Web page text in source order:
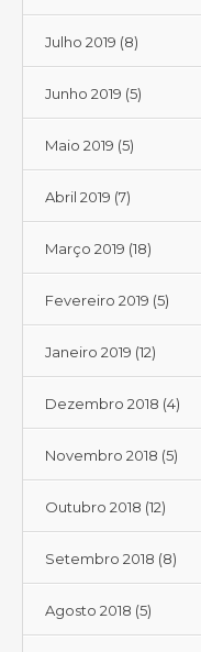
Julho 2019 (8)
Junho 2019 (5)
Maio 2019 (5)
Abril 2019 (7)
Março 2019 (18)
Fevereiro 2019 (5)
Janeiro 2019 (12)
Dezembro 2018 (4)
Novembro 2018 (5)
Outubro 2018 (12)
Setembro 2018 (8)
Agosto 2018 (5)